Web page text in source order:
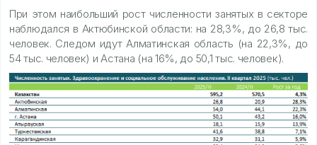
При этом наибольший рост численности занятых в секторе
наблюдался в Актюбинской области: на 28,3%, до 26,8 тыс.
человек. Следом идут Алматинская область (на 22,3%, до
54 тыс. человек) и Астана (на 16%, до 50,1 тыс. человек).